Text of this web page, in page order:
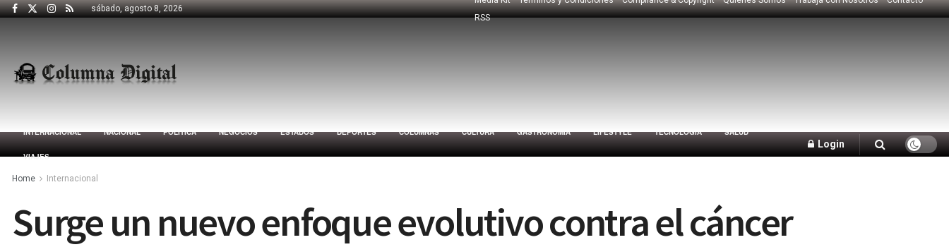
sábado, agosto 8, 2026
RSS
INTERNACIONAL NACIONAL POLÍTICA NEGOCIOS ESTADOS DEPORTES COLUMNAS CULTURA GASTRONOMÍA LIFESTYLE TECNOLOGÍA SALUD
VIAJES
Login
Home Internacional
Surge un nuevo enfoque evolutivo contra el cáncer